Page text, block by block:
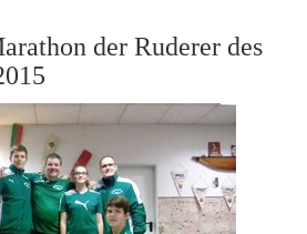
der Ruderer des